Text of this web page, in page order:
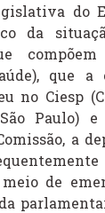
do
da
que
no Ciesp
Paulo)
a
de